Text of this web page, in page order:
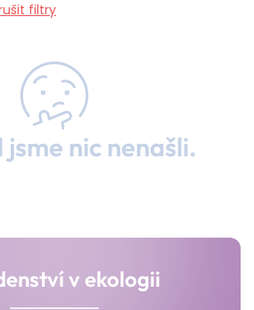
filtry
jsme nic nenašli.
v ekologii